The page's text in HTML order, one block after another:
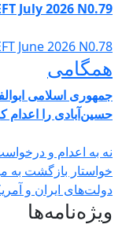
July 2026
June 2026
اسلامی
را اعدام کرد
به اعدام و درخواست
بازگشت به میز
ایران و